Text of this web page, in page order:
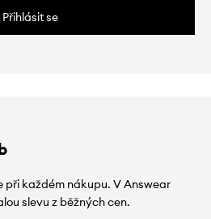
Přihlásit se
při každém nákupu. V Answear
slevu z běžných cen.